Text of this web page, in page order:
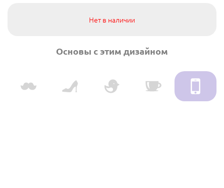
Нет в наличии
Основы с этим дизайном